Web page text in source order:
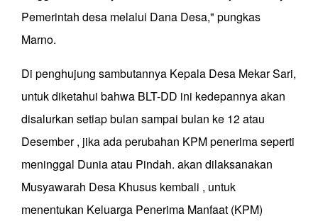
Pemerintah desa melalui Dana Desa," pungkas
Marno.
Di penghujung sambutannya Kepala Desa Mekar Sari,
untuk diketahui bahwa BLT-DD ini kedepannya akan
disalurkan setiap bulan sampai bulan ke 12 atau
Desember , jika ada perubahan KPM penerima seperti
meninggal Dunia atau Pindah. akan dilaksanakan
Musyawarah Desa Khusus kembali , untuk
menentukan Keluarga Penerima Manfaat (KPM)